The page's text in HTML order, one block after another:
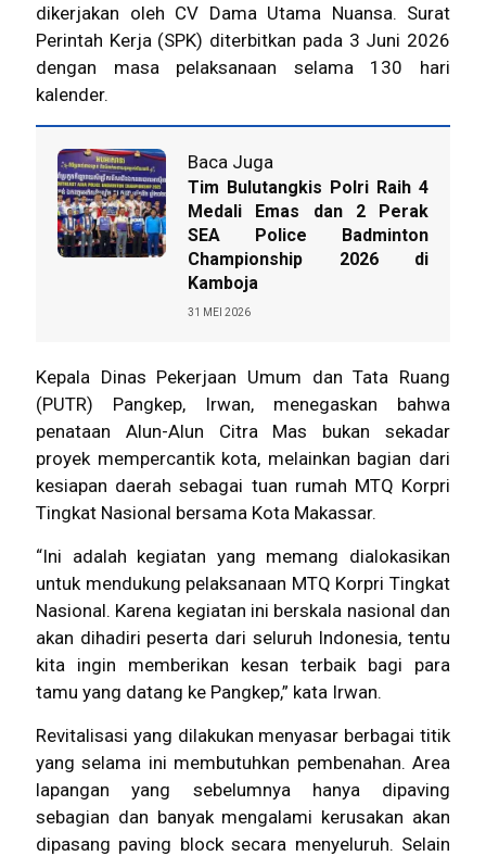
dikerjakan oleh CV Dama Utama Nuansa. Surat
Perintah Kerja (SPK) diterbitkan pada 3 Juni 2026
dengan masa pelaksanaan selama 130 hari
kalender.
Baca Juga
Tim Bulutangkis Polri Raih 4
Medali Emas dan 2 Perak
SEA Police Badminton
Championship 2026 di
Kamboja
31 MEI 2026
Kepala Dinas Pekerjaan Umum dan Tata Ruang
(PUTR) Pangkep, Irwan, menegaskan bahwa
penataan Alun-Alun Citra Mas bukan sekadar
proyek mempercantik kota, melainkan bagian dari
kesiapan daerah sebagai tuan rumah MTQ Korpri
Tingkat Nasional bersama Kota Makassar.
“Ini adalah kegiatan yang memang dialokasikan
untuk mendukung pelaksanaan MTQ Korpri Tingkat
Nasional. Karena kegiatan ini berskala nasional dan
akan dihadiri peserta dari seluruh Indonesia, tentu
kita ingin memberikan kesan terbaik bagi para
tamu yang datang ke Pangkep,” kata Irwan.
Revitalisasi yang dilakukan menyasar berbagai titik
yang selama ini membutuhkan pembenahan. Area
lapangan yang sebelumnya hanya dipaving
sebagian dan banyak mengalami kerusakan akan
dipasang paving block secara menyeluruh. Selain